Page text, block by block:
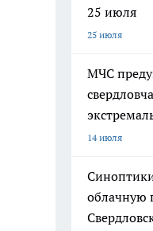
25 июля
25 июля
МЧС
14 июля
облачную